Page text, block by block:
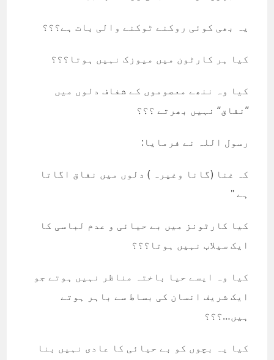
یہ بھی کوئی روکنے ٹوکنے والی بات ہے؟؟؟
کیا ہر کارٹون میں میوزک نہیں ہوتا؟؟؟
کیا وہ ننھے معصوموں کے شفاف دلوں میں
’’نفاق‘‘ نہیں بھرتے ؟؟؟
رسول اللہ نے فرمایا:
کہ غنا (گانا وغیرہ ) دلوں میں نفاق اگاتا
ہے "
کیا کارٹونز میں بے حیائی و عدم لباسی کا
ایک سیلاب نہیں ہوتا؟؟؟
کیا وہ ایسے حیا باختہ مناظر نہیں ہوتے جو
ایک شریف انسان کی بساط سے باہر ہوتے
ہیں…؟؟؟
کیا یہ بچوں کو بے حیائی کا عادی نہیں بنا